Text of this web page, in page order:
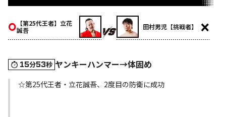
【第25代王者】立花
誠吾
田村男児【挑戦者】
15分53秒 ヤンキーハンマー→体固め
☆第25代王者・立花誠吾、2度目の防衛に成功